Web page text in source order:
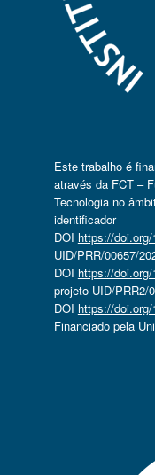
Este trabalho é
através da FCT –
Tecnologia no
identificador
DOI https://
UID/PRR/00657/
DOI https://
projeto UID/PRR2/
DOI https://
Financiado pela